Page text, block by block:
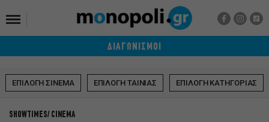
ΔΙΑΓΩΝΙΣΜΟΙ
ΕΠΙΛΟΓΗ ΣΙΝΕΜΑ ΕΠΙΛΟΓΗ ΤΑΙΝΙΑΣ ΕΠΙΛΟΓΗ ΚΑΤΗΓΟΡΙΑΣ
SHOWTIMES CINEMA